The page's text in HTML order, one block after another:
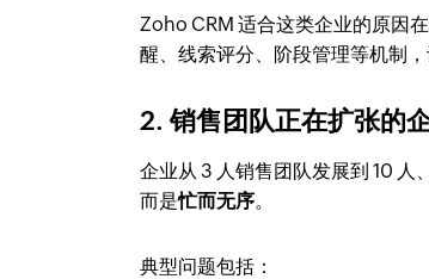
Zoho CRM 适合这类企业的原因
醒、线索评分、阶段管理等机制
2. 销售团队正在扩张的
企业从 3 人销售团队发展到 10
而是忙而无序。
典型问题包括：